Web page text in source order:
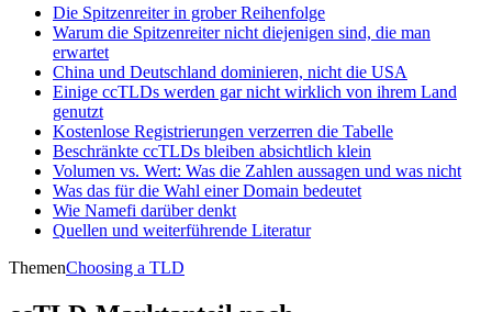
Die Spitzenreiter in grober Reihenfolge
Warum die Spitzenreiter nicht diejenigen sind, die man
erwartet
China und Deutschland dominieren, nicht die USA
Einige ccTLDs werden gar nicht wirklich von ihrem Land
genutzt
Kostenlose Registrierungen verzerren die Tabelle
Beschränkte ccTLDs bleiben absichtlich klein
Volumen vs. Wert: Was die Zahlen aussagen und was nicht
Was das für die Wahl einer Domain bedeutet
Wie Namefi darüber denkt
Quellen und weiterführende Literatur
ThemenChoosing a TLD